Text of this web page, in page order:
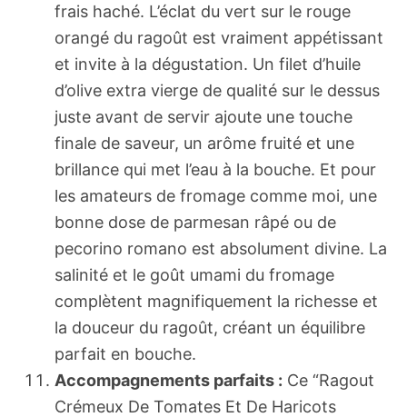
frais haché. L’éclat du vert sur le rouge
orangé du ragoût est vraiment appétissant
et invite à la dégustation. Un filet d’huile
d’olive extra vierge de qualité sur le dessus
juste avant de servir ajoute une touche
finale de saveur, un arôme fruité et une
brillance qui met l’eau à la bouche. Et pour
les amateurs de fromage comme moi, une
bonne dose de parmesan râpé ou de
pecorino romano est absolument divine. La
salinité et le goût umami du fromage
complètent magnifiquement la richesse et
la douceur du ragoût, créant un équilibre
parfait en bouche.
Accompagnements parfaits : Ce “Ragout
Crémeux De Tomates Et De Haricots